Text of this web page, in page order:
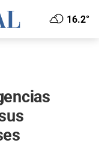
16.2°